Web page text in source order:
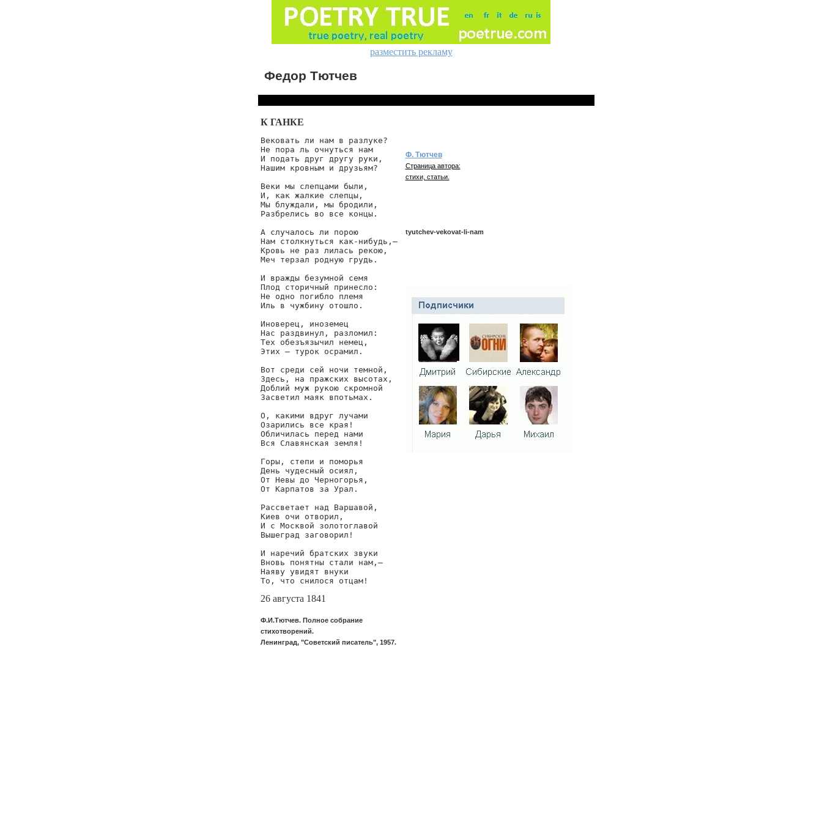
разместить рекламу
Федор Тютчев
К ГАНКЕ
Вековать ли нам в разлуке?
Не пора ль очнуться нам
И подать друг другу руки,
Нашим кровным и друзьям?
Веки мы слепцами были,
И, как жалкие слепцы,
Мы блуждали, мы бродили,
Разбрелись во все концы.
А случалось ли порою
Нам столкнуться как-нибудь,—
Кровь не раз лилась рекою,
Меч терзал родную грудь.
И вражды безумной семя
Плод сторичный принесло:
Не одно погибло племя
Иль в чужбину отошло.
Иноверец, иноземец
Нас раздвинул, разломил:
Тех обезъязычил немец,
Этих — турок осрамил.
Вот среди сей ночи темной,
Здесь, на пражских высотах,
Доблий муж рукою скромной
Засветил маяк впотьмах.
О, какими вдруг лучами
Озарились все края!
Обличилась перед нами
Вся Славянская земля!
Горы, степи и поморья
День чудесный осиял,
От Невы до Черногорья,
От Карпатов за Урал.
Рассветает над Варшавой,
Киев очи отворил,
И с Москвой золотоглавой
Вышеград заговорил!
И наречий братских звуки
Вновь понятны стали нам,—
Наяву увидят внуки
То, что снилося отцам!
26 августа 1841
Ф.И.Тютчев. Полное собрание
стихотворений.
Ленинград, "Советский писатель", 1957.
Ф. Тютчев
Страница автора:
стихи, статьи.
tyutchev-vekovat-li-nam